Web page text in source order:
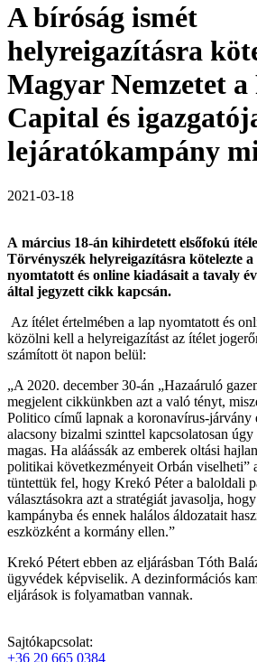
A bíróság ismét
helyreigazításra
Magyar Nemzetet
Capital és
lejáratókampány
2021-03-18
A március 18-án kihirdetett elsőfokú
Törvényszék helyreigazításra kötelezte
nyomtatott és online kiadásait a tavaly
által jegyzett cikk kapcsán.
Az ítélet értelmében a lap nyomtatott és
közölni kell a helyreigazítást az ítélet
számított öt napon belül:
„A 2020. december 30-án „Hazaáruló
megjelent cikkünkben azt a való tényt,
Politico című lapnak a koronavírus-járvány
alacsony bizalmi szinttel kapcsolatosan
magas. Ha aláássák az emberek oltási
politikai következményeit Orbán viselheti”
tüntettük fel, hogy Krekó Péter a baloldali
választásokra azt a stratégiát javasolja,
kampányba és ennek halálos áldozatait
eszközként a kormány ellen.”
Krekó Pétert ebben az eljárásban Tóth
ügyvédek képviselik. A dezinformációs
eljárások is folyamatban vannak.
Sajtókapcsolat:
+36 20 665 0384